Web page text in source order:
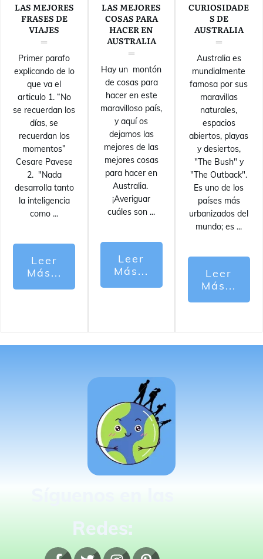
LAS MEJORES
FRASES DE
VIAJES
Primer parafo
explicando de lo
que va el
articulo 1. “No
se recuerdan los
días, se
recuerdan los
momentos”
Cesare Pavese
2. "Nada
desarrolla tanto
la inteligencia
como ...
Leer
Más...
LAS MEJORES
COSAS PARA
HACER EN
AUSTRALIA
Hay un montón
de cosas para
hacer en este
maravilloso país,
y aquí os
dejamos las
mejores de las
mejores cosas
para hacer en
Australia.
¡Averiguar
cuáles son ...
Leer
Más...
CURIOSIDADE
S DE
AUSTRALIA
Australia es
mundialmente
famosa por sus
maravillas
naturales,
espacios
abiertos, playas
y desiertos,
"The Bush" y
"The Outback".
Es uno de los
países más
urbanizados del
mundo; es ...
Leer
Más...
Redes: